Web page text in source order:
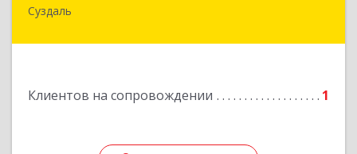
Суздаль
Клиентов на сопровождении 1